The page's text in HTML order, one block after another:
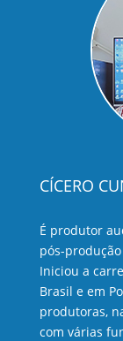
CÍCERO
É produtor
pós-
Iniciou a
Brasil e em
produtoras,
com várias